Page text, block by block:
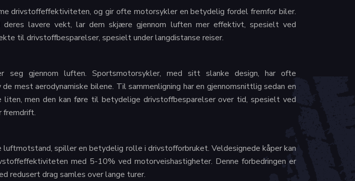
drivstoffeffektiviteten, og gir ofte motorsykler en betydelig fordel fremfor biler.
lavere vekt, lar dem skjære gjennom luften mer effektivt, spesielt ved
til drivstoffbesparelser, spesielt under langdistanse reiser.
gjennom luften. Sportsmotorsykler, med sitt slanke design, har ofte
mest aerodynamiske bilene. Til sammenligning har en gjennomsnittlig sedan en
men den kan føre til betydelige drivstoffbesparelser over tid, spesielt ved
fremdrift.
spiller en betydelig rolle i drivstofforbruket. Veldesignede kåper kan
med 5-10% ved motorveishastigheter. Denne forbedringen er
redusert drag samles over lange turer.